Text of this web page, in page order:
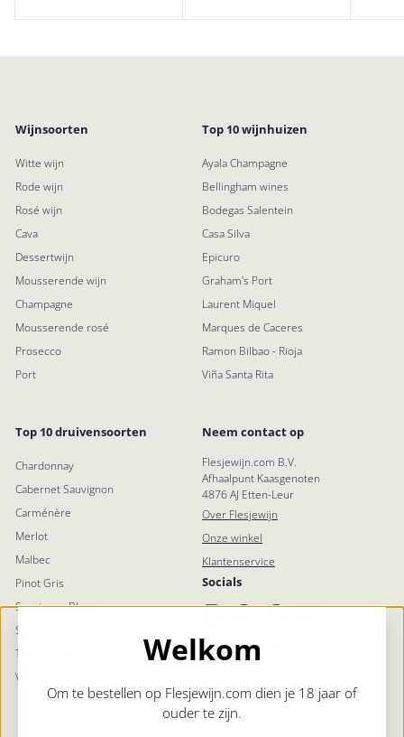
Welkom
Om te bestellen op Flesjewijn.com dien je 18 jaar of
ouder te zijn.
Wijnsoorten
Witte wijn
Rode wijn
Rosé wijn
Cava
Dessertwijn
Mousserende wijn
Champagne
Mousserende rosé
Prosecco
Port
Top 10 wijnhuizen
Ayala Champagne
Bellingham wines
Bodegas Salentein
Casa Silva
Epicuro
Graham's Port
Laurent Miquel
Marques de Caceres
Ramon Bilbao - Rioja
Viña Santa Rita
Top 10 druivensoorten
Chardonnay
Cabernet Sauvignon
Carménère
Merlot
Malbec
Pinot Gris
Sauvignon Blanc
Syrah (Shiraz)
Tempranillo
Viognier
Neem contact op
Flesjewijn.com B.V.
Afhaalpunt Kaasgenoten
4876 AJ Etten-Leur
Over Flesjewijn
Onze winkel
Klantenservice
Socials
InstagramFacebookPinterestLinkedIn